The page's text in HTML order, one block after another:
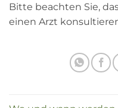
Bitte beachten Sie,
einen Arzt